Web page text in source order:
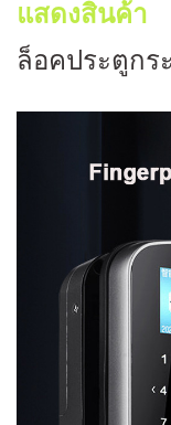
แสดงสินค้า
ล็อคประตูกร